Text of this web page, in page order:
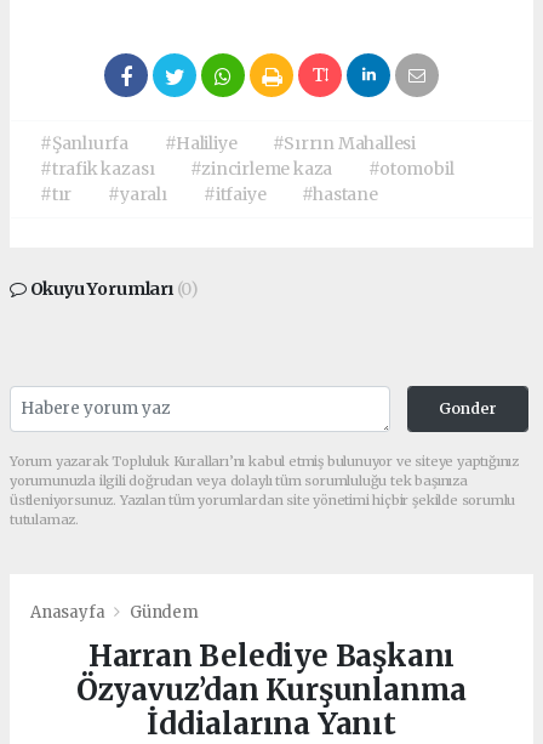
#Şanlıurfa #Haliliye
#Sırrın Mahallesi
#trafik kazası
#zincirleme kaza
#otomobil
#tır
#yaralı #itfaiye #hastane
Okuyu Yorumları (0)
Gonder
Yorum yazarak Topluluk Kuralları’nı kabul etmiş bulunuyor ve siteye yaptığınız
yorumunuzla ilgili doğrudan veya dolaylı tüm sorumluluğu tek başınıza
üstleniyorsunuz. Yazılan tüm yorumlardan site yönetimi hiçbir şekilde sorumlu
tutulamaz.
Anasayfa Gündem
Harran Belediye Başkanı
Özyavuz’dan Kurşunlanma
İddialarına Yanıt